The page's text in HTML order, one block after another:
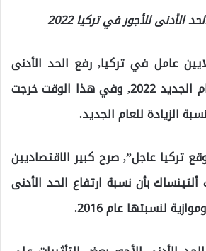
للأجور في تركيا 2022
أكثر من 7 ملايين عامل في تركيا, رفع الحد الأدنى
للأجور في بداية العام الجديد 2022, وفي هذا الوقت خرجت
الزيادة للعام الجديد.
تركيا عاجل”, صرح كبير الاقتصاديين
ألتينساك بأن نسبة ارتفاع الحد الأدنى
لنسبتها عام 2016.